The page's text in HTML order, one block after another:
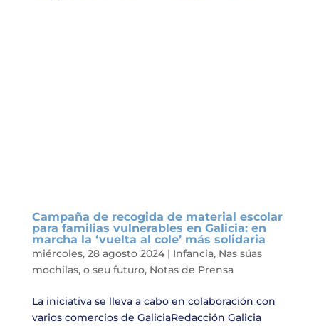
Campaña de recogida de material escolar
para familias vulnerables en Galicia: en
marcha la ‘vuelta al cole’ más solidaria
miércoles, 28 agosto 2024| Infancia, Nas súas
mochilas, o seu futuro, Notas de Prensa
La iniciativa se lleva a cabo en colaboración con
varios comercios de GaliciaRedacción Galicia